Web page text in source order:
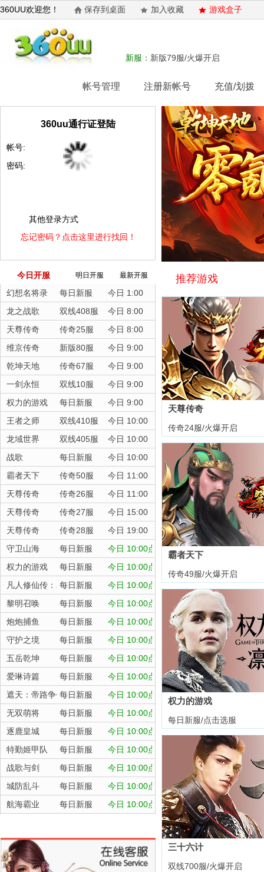
360UU欢迎您！ 保存到桌面 加入收藏 游戏盒子
新服： 新版79服/火爆开启
帐号管理 注册新帐号 充值/划拨
360uu通行证登陆
帐号:
密码:
其他登录方式
忘记密码？点击这里进行找回！
今日开服 明日开服 最新开服
幻想名将录 每日新服
今日 1:00
龙之战歌
双线408服
今日 8:00
天尊传奇
传奇25服
今日 8:00
维京传奇
新版80服
今日 9:00
乾坤天地
传奇67服
今日 9:00
一剑永恒
双线10服
今日 9:00
权力的游戏
每日新服
今日 9:00
王者之师
双线410服
今日 10:00
龙域世界
双线405服
今日 10:00
战歌
每日新服
今日 10:00
霸者天下
传奇50服
今日 11:00
天尊传奇
传奇26服
今日 11:00
天尊传奇
传奇27服
今日 15:00
天尊传奇
传奇28服
今日 19:00
守卫山海
每日新服
今日 10:00点
权力的游戏
每日新服
今日 10:00点
凡人修仙传：星海飞驰
每日新服
今日 10:00点
黎明召唤
每日新服
今日 10:00点
炮炮捕鱼
每日新服
今日 10:00点
守护之境
每日新服
今日 10:00点
五岳乾坤
每日新服
今日 10:00点
爱琳诗篇
每日新服
今日 10:00点
遮天：帝路争锋每日新服
今日 10:00点
无双萌将
每日新服
今日 10:00点
逐鹿皇城
每日新服
今日 10:00点
特勤姬甲队
每日新服
今日 10:00点
战歌与剑
每日新服
今日 10:00点
城防乱斗
每日新服
今日 10:00点
航海霸业
每日新服
今日 10:00点
深渊契约
每日新服
今日 10:00点
坠落守望者
今日 10:00点
推荐游戏
天尊传奇
传奇24服/火爆开启
霸者天下
传奇49服/火爆开启
权力的游戏
每日新服/点击选服
三十六计
双线700服/火爆开启